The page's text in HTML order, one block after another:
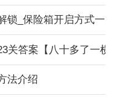
_保险箱开启方式一览
关答案【八十多了一横
法介绍